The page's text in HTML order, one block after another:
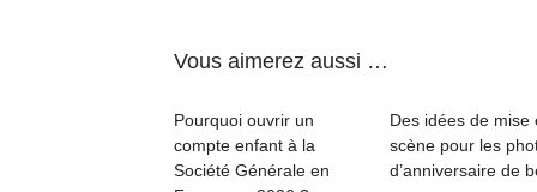
Vous aimerez aussi …
Pourquoi ouvrir un
compte enfant à la
Société Générale en
Des idées de mise
scène pour les
d’anniversaire de
Conjuguer
activité
physique
ou
enfants